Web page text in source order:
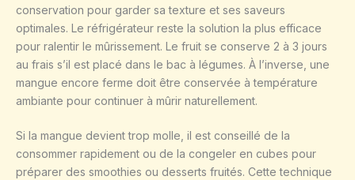
conservation pour garder sa texture et ses saveurs
optimales. Le réfrigérateur reste la solution la plus efficace
pour ralentir le mûrissement. Le fruit se conserve 2 à 3 jours
au frais s’il est placé dans le bac à légumes. À l’inverse, une
mangue encore ferme doit être conservée à température
ambiante pour continuer à mûrir naturellement.
Si la mangue devient trop molle, il est conseillé de la
consommer rapidement ou de la congeler en cubes pour
préparer des smoothies ou desserts fruités. Cette technique